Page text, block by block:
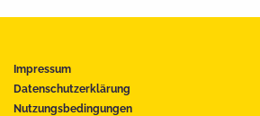
Impressum
Datenschutzerklärung
Nutzungsbedingungen